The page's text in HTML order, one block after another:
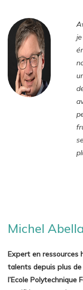
Michel
Expert en ressources
talents depuis plus
l’Ecole Polytechnique